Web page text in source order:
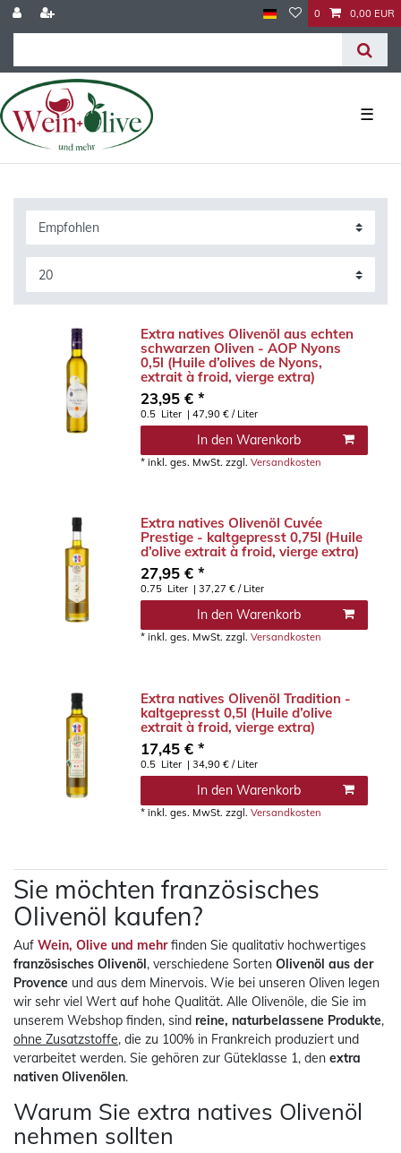
0 0,00 EUR
☰
Extra natives Olivenöl aus echten
schwarzen Oliven - AOP Nyons
0,5l (Huile d’olives de Nyons,
extrait à froid, vierge extra)
23,95 € *
0.5 Liter | 47,90 € / Liter
In den Warenkorb
*inkl. ges. MwSt. zzgl.Versandkosten
Extra natives Olivenöl Cuvée
Prestige - kaltgepresst 0,75l (Huile
d’olive extrait à froid, vierge extra)
27,95 € *
0.75 Liter | 37,27 € / Liter
In den Warenkorb
*inkl. ges. MwSt. zzgl.Versandkosten
Extra natives Olivenöl Tradition -
kaltgepresst 0,5l (Huile d’olive
extrait à froid, vierge extra)
17,45 € *
0.5 Liter | 34,90 € / Liter
In den Warenkorb
*inkl. ges. MwSt. zzgl.Versandkosten
Sie möchten französisches
Olivenöl kaufen?
Auf Wein, Olive und mehrfinden Sie qualitativ hochwertiges
französisches Olivenöl, verschiedene Sorten Olivenöl aus der
Provence und aus dem Minervois. Wie bei unseren Oliven legen
wir sehr viel Wert auf hohe Qualität. Alle Olivenöle, die Sie im
unserem Webshop finden, sind reine, naturbelassene Produkte,
ohne Zusatzstoffe, die zu 100% in Frankreich produziert und
verarbeitet werden. Sie gehören zur Güteklasse 1, den extra
nativen Olivenölen.
Warum Sie extra natives Olivenöl
nehmen sollten